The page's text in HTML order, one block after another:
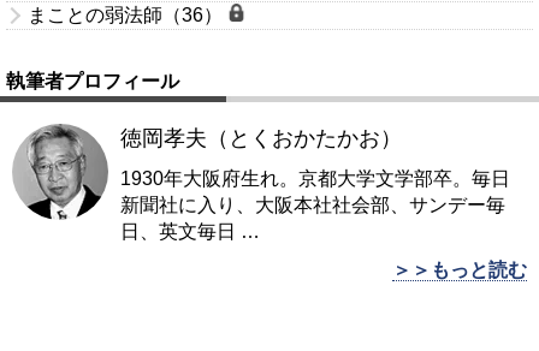
まことの弱法師（36）
執筆者プロフィール
徳岡孝夫（とくおかたかお）
1930年大阪府生れ。京都大学文学部卒。毎日
新聞社に入り、大阪本社社会部、サンデー毎
日、英文毎日 …
＞＞もっと読む